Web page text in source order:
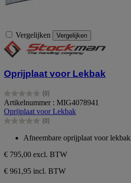
Vergelijken Vergelijken
Oprijplaat voor Lekbak
(0)
0.0
van
de
5
Artikelnummer : MIG4078941
Oprijplaat voor Lekbak
(0)
0.0
5
sterren.
Afneembare oprijplaat voor lekbak
€ 795,00 excl. BTW
€ 961,95 incl. BTW